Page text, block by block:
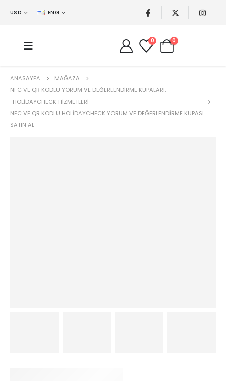
USD ENG
0 0
ANASAYFA
MAĞAZA
NFC VE QR KODLU YORUM VE DEĞERLENDIRME KUPALARI,
HOLIDAYCHECK HIZMETLERI
NFC VE QR KODLU HOLIDAYCHECK YORUM VE DEĞERLENDIRME KUPASI
SATIN AL